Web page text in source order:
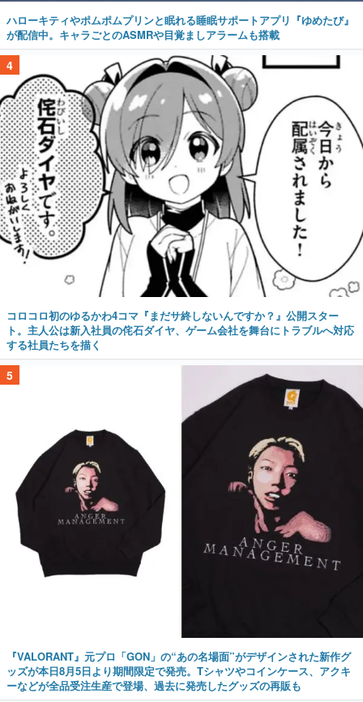
ハローキティやポムポムプリンと眠れる睡眠サポートアプリ『ゆめたび』
が配信中。キャラごとのASMRや目覚ましアラームも搭載
4
コロコロ初のゆるかわ4コマ『まだサ終しないんですか？』公開スター
ト。主人公は新入社員の侘石ダイヤ、ゲーム会社を舞台にトラブルへ対応
する社員たちを描く
5
『VALORANT』元プロ「GON」の“あの名場面”がデザインされた新作グ
ッズが本日8月5日より期間限定で発売。Tシャツやコインケース、アクキ
ーなどが全品受注生産で登場、過去に発売したグッズの再販も